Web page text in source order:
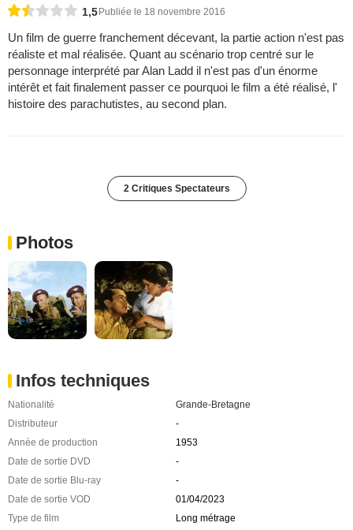
1,5Publiée le 18 novembre 2016
Un film de guerre franchement décevant, la partie action n'est pas
réaliste et mal réalisée. Quant au scénario trop centré sur le
personnage interprété par Alan Ladd il n'est pas d'un énorme
intérêt et fait finalement passer ce pourquoi le film a été réalisé, l'
histoire des parachutistes, au second plan.
2 Critiques Spectateurs
Photos
Infos techniques
Nationalité
Grande-Bretagne
Distributeur
-
Année de production
1953
Date de sortie DVD
-
Date de sortie Blu-ray
-
Date de sortie VOD
01/04/2023
Type de film
Long métrage